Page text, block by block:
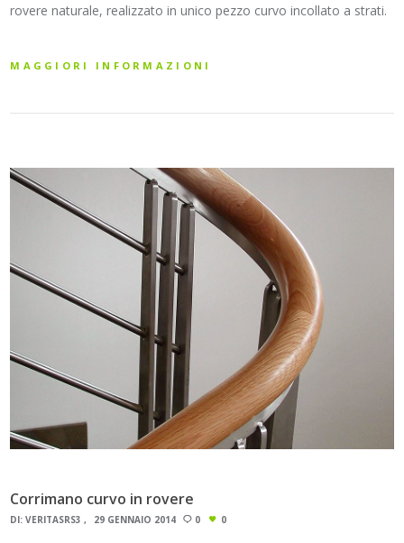
rovere naturale, realizzato in unico pezzo curvo incollato a strati.
MAGGIORI INFORMAZIONI
Corrimano curvo in rovere
DI:VERITASRS3 29 GENNAIO 2014 0 0